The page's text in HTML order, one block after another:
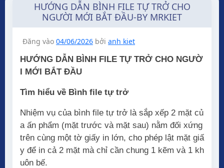
HƯỚNG DẪN BÌNH FILE TỰ TRỞ CHO
NGƯỜI MỚI BẮT ĐẦU-BY MRKIET
Đăng vào 04/06/2026 bởi anh kiet
HƯỚNG DẪN BÌNH FILE TỰ TRỞ CHO NGƯỜ
I MỚI BẮT ĐẦU
Tìm hiểu về Bình file tự trở
Nhiệm vụ của bình file tự trở là sắp xếp 2 mặt củ
a ấn phẩm (mặt trước và mặt sau) nằm đối xứng
trên cùng một tờ giấy in lớn, cho phép lật mặt giấ
y để in cả 2 mặt mà chỉ cần chung 1 kẽm và 1 kh
uôn bế.